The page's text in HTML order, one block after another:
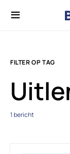
FILTER OP TAG
1 bericht